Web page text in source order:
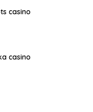
casino
casino